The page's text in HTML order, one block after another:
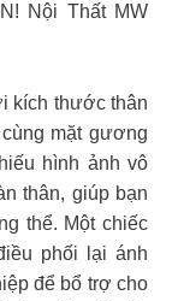
Nội Thất MW
kích thước thân
mặt gương
hình ảnh vô
thân, giúp bạn
thể. Một chiếc
phối lại ánh
để bổ trợ cho